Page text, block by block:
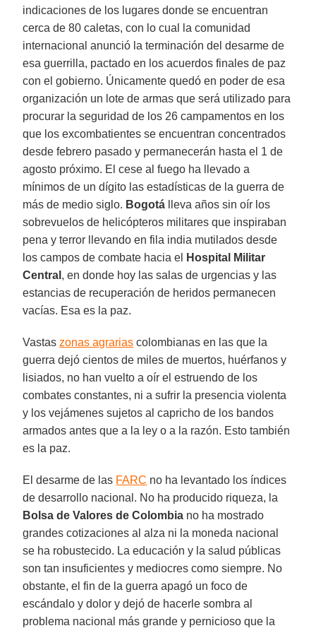
indicaciones de los lugares donde se encuentran
cerca de 80 caletas, con lo cual la comunidad
internacional anunció la terminación del desarme de
esa guerrilla, pactado en los acuerdos finales de paz
con el gobierno. Únicamente quedó en poder de esa
organización un lote de armas que será utilizado para
procurar la seguridad de los 26 campamentos en los
que los excombatientes se encuentran concentrados
desde febrero pasado y permanecerán hasta el 1 de
agosto próximo. El cese al fuego ha llevado a
mínimos de un dígito las estadísticas de la guerra de
más de medio siglo. Bogotá lleva años sin oír los
sobrevuelos de helicópteros militares que inspiraban
pena y terror llevando en fila india mutilados desde
los campos de combate hacia el
Hospital Militar
Central , en donde hoy las salas de urgencias y las
estancias de recuperación de heridos permanecen
vacías. Esa es la paz.
Vastaszonas agrarias colombianas en las que la
guerra dejó cientos de miles de muertos, huérfanos y
lisiados, no han vuelto a oír el estruendo de los
combates constantes, ni a sufrir la presencia violenta
y los vejámenes sujetos al capricho de los bandos
armados antes que a la ley o a la razón. Esto también
es la paz.
El desarme de las FARC no ha levantado los índices
de desarrollo nacional. No ha producido riqueza, la
Bolsa de Valores de Colombia no ha mostrado
grandes cotizaciones al alza ni la moneda nacional
se ha robustecido. La educación y la salud públicas
son tan insuficientes y mediocres como siempre. No
obstante, el fin de la guerra apagó un foco de
escándalo y dolor y dejó de hacerle sombra al
problema nacional más grande y pernicioso que la